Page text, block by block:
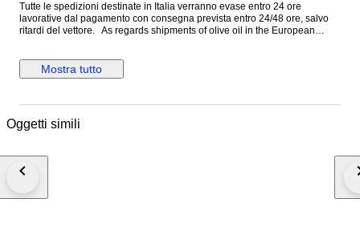
Tutte le spedizioni destinate in Italia verranno evase entro 24 ore
lavorative dal pagamento con consegna prevista entro 24/48 ore, salvo
ritardi del vettore. As regards shipments of olive oil in the European
Union, delivery times range from 4 to 10 days as the bottles will have to
leave the italian territory through the authorized customs before arriving in
transit through tax warehouses, therefore may suffer delays due to
includes the payment of excise duty in your country, customs practices for
and vat will be paid in full by you before delivery of the goods. you will pay
displayed cost for shipments destined to the Islands of Spain, Portugal
Mostra tutto
Oggetti simili